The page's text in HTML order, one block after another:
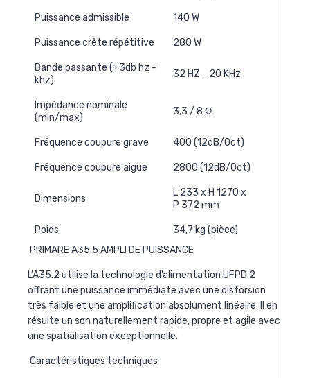
Puissance admissible 140 W
Puissance crête répétitive 280 W
Bande passante (+3db hz -
khz)
32 HZ - 20 KHz
Impédance nominale
(min/max)
3,3 / 8 Ω
Fréquence coupure grave 400 (12dB/Oct)
Fréquence coupure aigüe 2800 (12dB/Oct)
Dimensions
L 233 x H 1270 x
P 372 mm
Poids
34,7 kg (pièce)
PRIMARE A35.5 AMPLI DE PUISSANCE
L’A35.2 utilise la technologie d’alimentation UFPD 2
offrant une puissance immédiate avec une distorsion
très faible et une amplification absolument linéaire. Il en
résulte un son naturellement rapide, propre et agile avec
une spatialisation exceptionnelle.
Caractéristiques techniques